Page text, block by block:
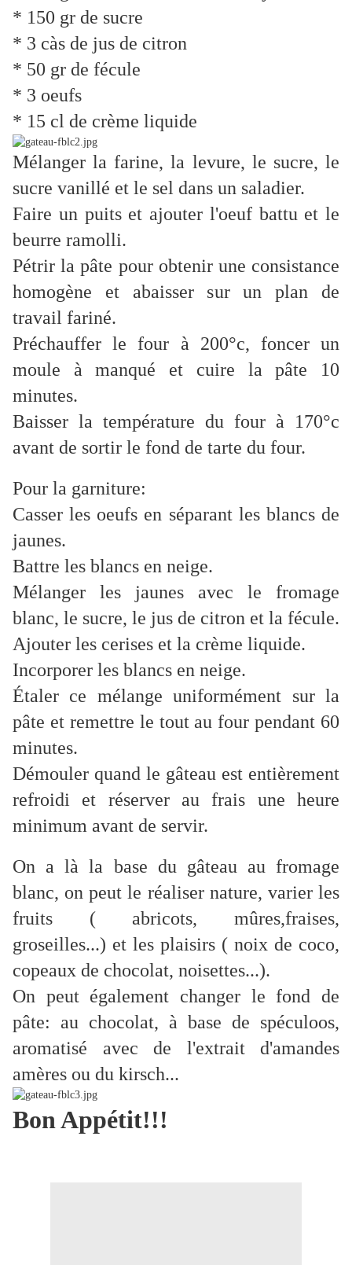
* 150 gr de sucre
* 3 càs de jus de citron
* 50 gr de fécule
* 3 oeufs
* 15 cl de crème liquide
Mélanger la farine, la levure, le sucre, le
sucre vanillé et le sel dans un saladier.
Faire un puits et ajouter l'oeuf battu et le
beurre ramolli.
Pétrir la pâte pour obtenir une consistance
homogène et abaisser sur un plan de
travail fariné.
Préchauffer le four à 200°c, foncer un
moule à manqué et cuire la pâte 10
minutes.
Baisser la température du four à 170°c
avant de sortir le fond de tarte du four.
Pour la garniture:
Casser les oeufs en séparant les blancs de
jaunes.
Battre les blancs en neige.
Mélanger les jaunes avec le fromage
blanc, le sucre, le jus de citron et la fécule.
Ajouter les cerises et la crème liquide.
Incorporer les blancs en neige.
Étaler ce mélange uniformément sur la
pâte et remettre le tout au four pendant 60
minutes.
Démouler quand le gâteau est entièrement
refroidi et réserver au frais une heure
minimum avant de servir.
On a là la base du gâteau au fromage
blanc, on peut le réaliser nature, varier les
fruits ( abricots, mûres,fraises,
groseilles...) et les plaisirs ( noix de coco,
copeaux de chocolat, noisettes...).
On peut également changer le fond de
pâte: au chocolat, à base de spéculoos,
aromatisé avec de l'extrait d'amandes
amères ou du kirsch...
Bon Appétit!!!